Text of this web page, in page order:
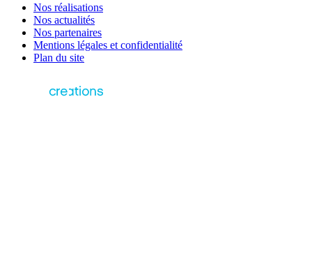
Nos réalisations
Nos actualités
Nos partenaires
Mentions légales et confidentialité
Plan du site